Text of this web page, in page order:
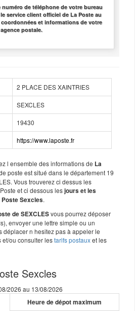
numéro de téléphone de votre bureau
service client officiel de La Poste au
coordonnées et informations de votre
agence postale.
2 PLACE DES XAINTRIES
SEXCLES
19430
https://www.laposte.fr
l ensemble des informations de La
poste est situé dans le département 19
Vous trouverez ci dessus les
et ci dessous lesjours et les
Poste Sexcles.
de SEXCLESvous pourrez déposer
envoyer une lettre simple ou un
déplacer n hesitez pas à appeler le
et/ou consulter lestarifs postauxet les
Sexcles
2026 au 13/08/2026
Heure de dépot maximum